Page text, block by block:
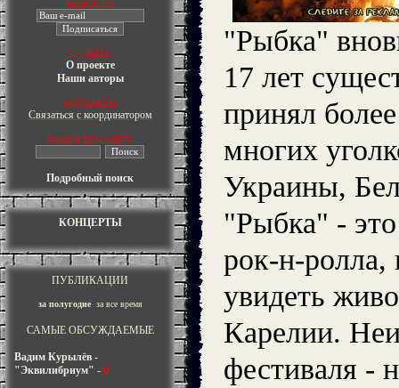
НОВОСТИ
О САЙТЕ
О проекте
Наши авторы
КОНТАКТЫ
Связаться с координатором
ПОИСК ПО САЙТУ
Подробный поиск
КОНЦЕРТЫ
ПУБЛИКАЦИИ
за полугодие за все время
САМЫЕ ОБСУЖДАЕМЫЕ
Вадим Курылёв -
"Эквилибриум" - 0
"Рыбка"
17 лет
принял
многих
Украины,
"Рыбка" -
рок-н-ролла,
увидеть
Карелии.
фестиваля -